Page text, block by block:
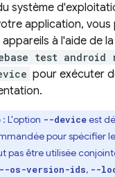
système
application, vous
à l'aide de
test android
pour exécuter
: L'option --deviceest
pour spécifier
pas être utilisée
--os-version-ids, --